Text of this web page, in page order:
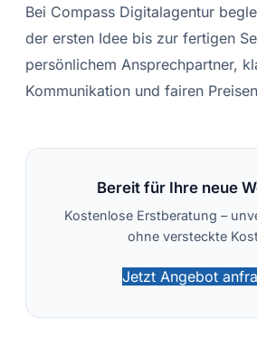
Bei Compass Digitalagentur
der ersten Idee bis zur fertigen
persönlichem Ansprechpartner,
Kommunikation und fairen
Bereit für Ihre neue
Kostenlose Erstberatung –
ohne versteckte
Jetzt Angebot